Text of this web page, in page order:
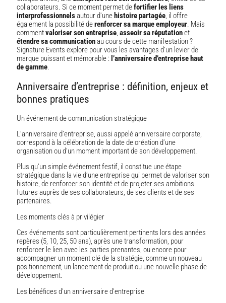
collaborateurs. Si ce moment permet defortifier les liens
interprofessionnelsautour d’une histoire partagée, il offre
également la possibilité derenforcer sa marque employeur. Mais
commentvaloriser son entreprise, asseoir sa réputationet
étendre sa communicationau cours de cette manifestation ?
Signature Events explore pour vous les avantages d’un levier de
marque puissant et mémorable : l’anniversaire d’entreprise haut
de gamme.
Anniversaire d’entreprise : définition, enjeux et
bonnes pratiques
Un événement de communication stratégique
L’anniversaire d’entreprise, aussi appelé anniversaire corporate,
correspond à la célébration de la date de création d’une
organisation ou d’un moment important de son développement.
Plus qu’un simple événement festif, il constitue une étape
stratégique dans la vie d’une entreprise qui permet de valoriser son
histoire, de renforcer son identité et de projeter ses ambitions
futures auprès de ses collaborateurs, de ses clients et de ses
partenaires.
Les moments clés à privilégier
Ces événements sont particulièrement pertinents lors des années
repères (5, 10, 25, 50 ans), après une transformation, pour
renforcer le lien avec les parties prenantes, ou encore pour
accompagner un moment clé de la stratégie, comme un nouveau
positionnement, un lancement de produit ou une nouvelle phase de
développement.
Les bénéfices d’un anniversaire d’entreprise